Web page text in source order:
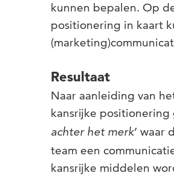
kunnen bepalen. Op
positionering in kaart
Resultaat
Naar aanleiding van
kansrijke positionering
achter het merk’ waar
team een
kansrijke middelen